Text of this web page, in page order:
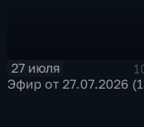
27 июля
Эфир от 27.07.2026